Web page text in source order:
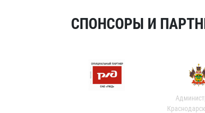
СПОНСОРЫ И